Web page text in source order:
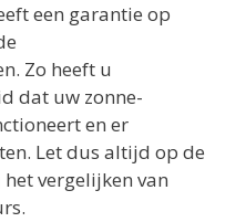
een garantie op
Zo heeft u
dat uw zonne-
en er
Let dus altijd op de
vergelijken van